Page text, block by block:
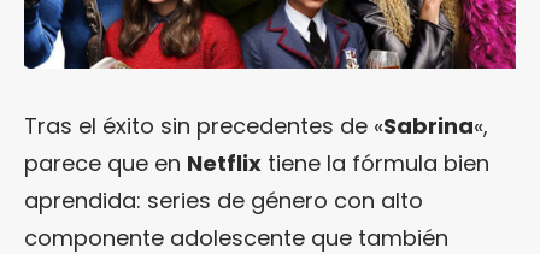
Tras el éxito sin precedentes de «Sabrina«,
parece que en Netflix tiene la fórmula bien
aprendida: series de género con alto
componente adolescente que también